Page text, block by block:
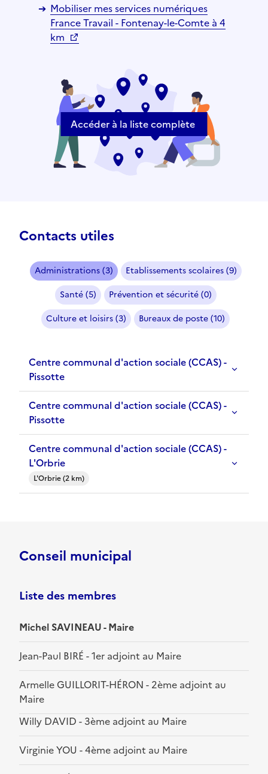
Mobiliser mes services numériques
France Travail - Fontenay-le-Comte à 4
km
Accéder à la liste complète
Contacts utiles
Administrations (3)
Etablissements scolaires (9)
Santé (5)
Prévention et sécurité (0)
Culture et loisirs (3)
Bureaux de poste (10)
Centre communal d'action sociale (CCAS) -
Pissotte
Centre communal d'action sociale (CCAS) -
Pissotte
Centre communal d'action sociale (CCAS) -
L'Orbrie
L'Orbrie (2 km)
Conseil municipal
Liste des membres
Michel SAVINEAU - Maire
Jean-Paul BIRÉ - 1er adjoint au Maire
Armelle GUILLORIT-HÉRON - 2ème adjoint au
Maire
Willy DAVID - 3ème adjoint au Maire
Virginie YOU - 4ème adjoint au Maire